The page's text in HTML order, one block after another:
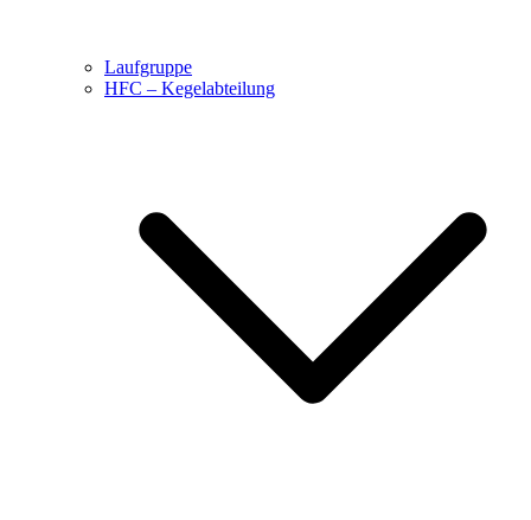
Laufgruppe
HFC – Kegelabteilung